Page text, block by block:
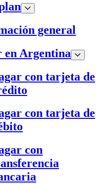
general
en Argentina
con tarjeta de
con tarjeta de
con